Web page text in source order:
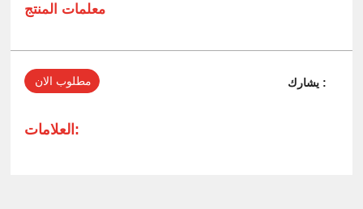
معلمات المنتج
مطلوب الان يشارك :
العلامات: